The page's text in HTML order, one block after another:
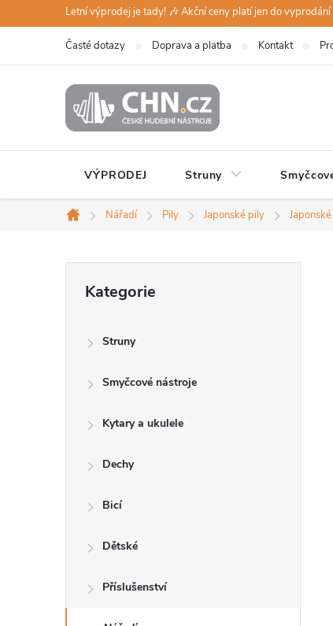
na
Letní výprodej je tady! 🎶 Akční ceny platí jen do
Časté dotazy Doprava a platba Kontakt
VÝPRODEJ Struny
Domů
Nářadí Pily Japonské pily
kategorie
Kategorie
Struny
Smyčcové nástroje
Kytary a ukulele
Dechy
Bicí
Dětské
Příslušenství